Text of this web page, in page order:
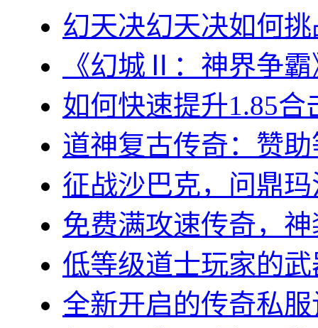
幻天决幻天决如何
《幻城Ⅱ：神界争
如何快速提升1.85
道神复古传奇：赞
征战沙巴克，问鼎
免费满攻速传奇，
低等级道士玩家的
全新开启的传奇私